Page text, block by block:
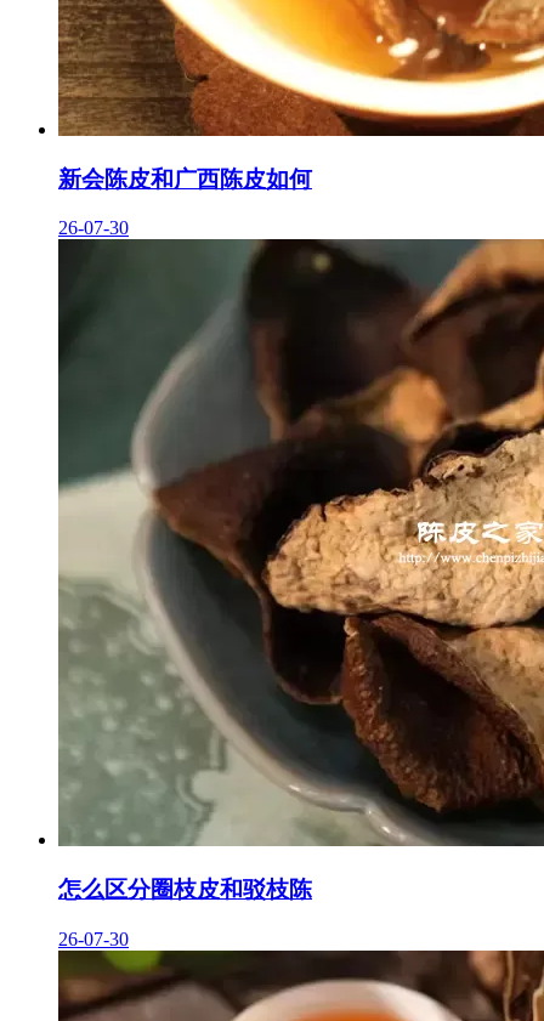
新会陈皮和广西陈皮如何
26-07-30
怎么区分圈枝皮和驳枝陈
26-07-30